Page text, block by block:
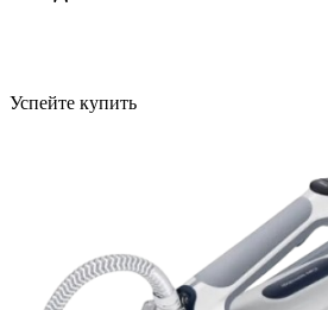
Успейте купить